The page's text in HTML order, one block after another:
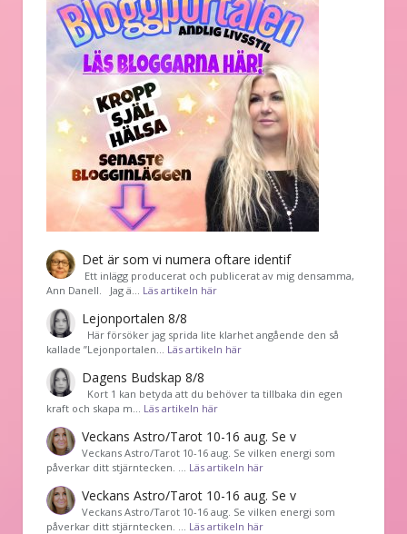
Det är som vi numera oftare identif
͏ Ett inlägg producerat och publicerat av mig densamma,
Ann Danell. Jag ä… Läs artikeln här
Lejonportalen 8/8
Här försöker jag sprida lite klarhet angående den så
kallade ”Lejonportalen… Läs artikeln här
Dagens Budskap 8/8
Kort 1 kan betyda att du behöver ta tillbaka din egen
kraft och skapa m… Läs artikeln här
Veckans Astro/Tarot 10-16 aug. Se v
Veckans Astro/Tarot 10-16 aug. Se vilken energi som
påverkar ditt stjärntecken. … Läs artikeln här
Veckans Astro/Tarot 10-16 aug. Se v
Veckans Astro/Tarot 10-16 aug. Se vilken energi som
påverkar ditt stjärntecken. … Läs artikeln här